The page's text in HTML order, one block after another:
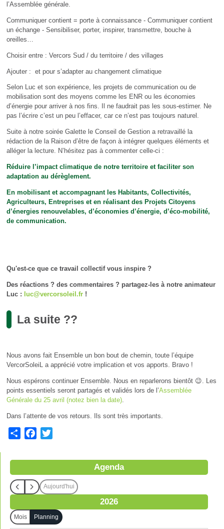
l’Assemblée générale.
Communiquer contient = porte à connaissance - Communiquer contient
un échange - Sensibiliser, porter, inspirer, transmettre, bouche à
oreilles…
Choisir entre : Vercors Sud / du territoire / des villages
Ajouter : et pour s’adapter au changement climatique
Selon Luc et son expérience, les projets de communication ou de
mobilisation sont des moyens comme les ENR ou les économies
d’énergie pour arriver à nos fins. Il ne faudrait pas les sous-estimer. Ne
pas l’écrire c’est un peu l’effacer, car ce n’est pas toujours naturel.
Suite à notre soirée Galette le Conseil de Gestion a retravaillé la
rédaction de la Raison d’être de façon à intégrer quelques éléments et
alléger la lecture. N’hésitez pas à commenter celle-ci :
Réduire l’impact climatique de notre territoire et faciliter son
adaptation au dérèglement.
En mobilisant et accompagnant les Habitants, Collectivités,
Agriculteurs, Entreprises et en réalisant des Projets Citoyens
d’énergies renouvelables, d’économies d’énergie, d’éco-mobilité,
de communication.
Qu'est-ce que ce travail collectif vous inspire ?
Des réactions ? des commentaires ? partagez-les à notre animateur
Luc : luc@vercorsoleil.fr!
La suite ??
Nous avons fait Ensemble un bon bout de chemin, toute l’équipe
VercorSoleiL a apprécié votre implication et vos apports. Bravo !
Nous espérons continuer Ensemble. Nous en reparlerons bientôt 😉. Les
points essentiels seront partagés et validés lors de l’Assemblée
Générale du 25 avril (notez bien la date).
Dans l’attente de vos retours. Ils sont très importants.
e
b
o
k
t
e
Agenda
Aujourd'hui
2026
Mois Planning